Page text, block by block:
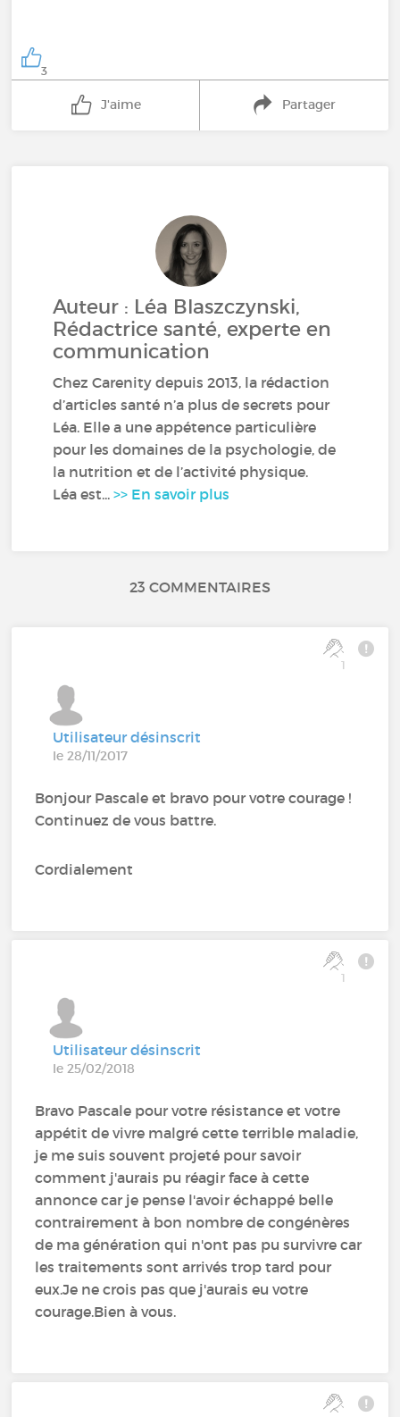
3
J'aime Partager
Auteur : Léa Blaszczynski,
Rédactrice santé, experte en
communication
Chez Carenity depuis 2013, la rédaction
d’articles santé n’a plus de secrets pour
Léa. Elle a une appétence particulière
pour les domaines de la psychologie, de
la nutrition et de l’activité physique.
Léa est...>> En savoir plus
23 COMMENTAIRES
1
Utilisateur désinscrit
le 28/11/2017
Bonjour Pascale et bravo pour votre courage !
Continuez de vous battre.
Cordialement
1
Utilisateur désinscrit
le 25/02/2018
Bravo Pascale pour votre résistance et votre
appétit de vivre malgré cette terrible maladie,
je me suis souvent projeté pour savoir
comment j'aurais pu réagir face à cette
annonce car je pense l'avoir échappé belle
contrairement à bon nombre de congénères
de ma génération qui n'ont pas pu survivre car
les traitements sont arrivés trop tard pour
eux.Je ne crois pas que j'aurais eu votre
courage.Bien à vous.